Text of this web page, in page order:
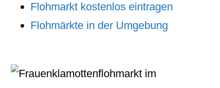
Flohmarkt kostenlos eintragen
Flohmärkte in der Umgebung